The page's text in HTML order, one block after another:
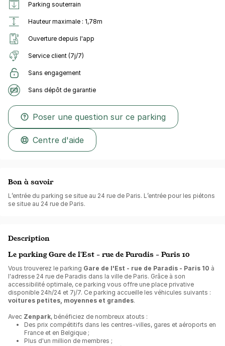
Parking souterrain
Hauteur maximale : 1,78m
Ouverture depuis l'app
Service client (7j/7)
Sans engagement
Sans dépôt de garantie
Poser une question sur ce parking
Centre d'aide
Bon à savoir
L’entrée du parking se situe au 24 rue de Paris. L’entrée pour les piétons
se situe au 24 rue de Paris.
Description
Le parking Gare de l'Est - rue de Paradis - Paris 10
Vous trouverez le parking Gare de l'Est - rue de Paradis - Paris 10 à
l'adresse 24 rue de Paradis dans la ville de Paris. Grâce à son
accessibilité optimale, ce parking vous offre une place privative
disponible 24h/24 et 7j/7. Ce parking accueille les véhicules suivants :
voitures petites, moyennes et grandes.
Avec Zenpark, bénéficiez de nombreux atouts :
Des prix compétitifs dans les centres-villes, gares et aéroports en
France et en Belgique ;
Plus d'un million de membres ;